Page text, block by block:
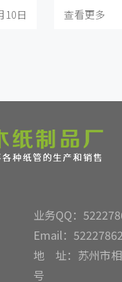
10日
发展的同时
查看更多
业务QQ：
Email：
地 址：苏州市
号